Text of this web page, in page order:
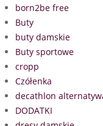
born2be free
Buty
buty damskie
Buty sportowe
cropp
Czółenka
decathlon
DODATKI